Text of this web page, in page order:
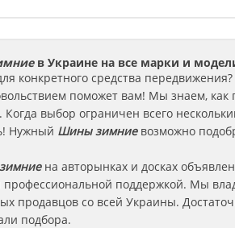
в Украине на все марки и
конкретного средства
поможет вам! Мы знаем, как
Когда выбор ограничен всего
Нужный Шины зимние возможно
на авторынках и досках
профессиональной поддержкой. Мы
продавцов со всей Украины.
подбора.